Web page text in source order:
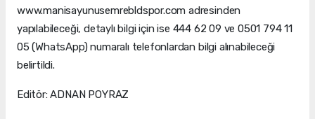
www.manisayunusemrebldspor.com adresinden
yapılabileceği, detaylı bilgi için ise 444 62 09 ve 0501 794 11
05 (WhatsApp) numaralı telefonlardan bilgi alınabileceği
belirtildi.
Editör: ADNAN POYRAZ